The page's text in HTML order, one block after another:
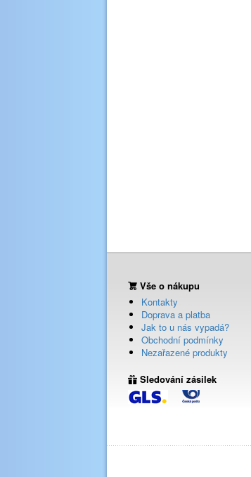
Vše o nákupu
Kontakty
Doprava a platba
Jak to u nás vypadá?
Obchodní podmínky
Nezařazené produkty
Sledování zásilek